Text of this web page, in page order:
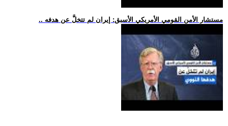
.. مستشار الأمن القومي الأمريكي الأسبق: إيران لم تتخلَّ عن هدفه